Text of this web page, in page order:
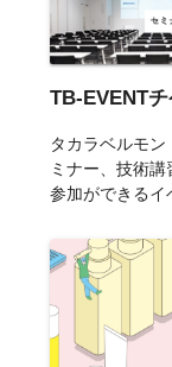
TB-EVENT
タカラベルモ
ミナー、技術
参加ができるイ